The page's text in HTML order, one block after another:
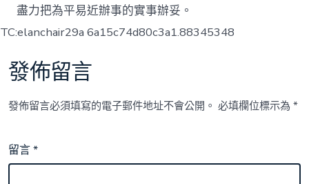
盡力把為平易近辦事的實事辦妥。
TC:elanchair29a 6a15c74d80c3a1.88345348
發佈留言
發佈留言必須填寫的電子郵件地址不會公開。 必填欄位標示為*
留言*